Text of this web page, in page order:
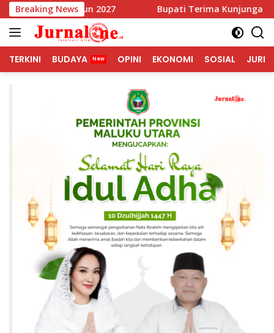
Langsung
ke
konten
Breaking News
Tahun 2027 Bupati Terima Kunjunga Duta Besar
TERKINI BUDAYA OPINI EKONOMI SOSIAL